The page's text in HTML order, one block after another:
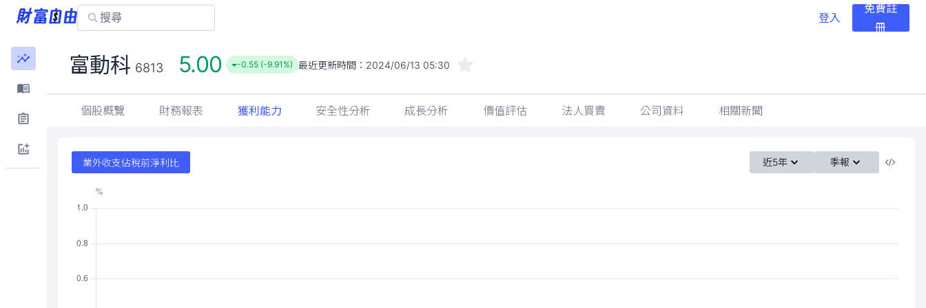
登入
免費註
冊
富動科 6813 5.00 -0.55 (-9.91%) 最近更新時間： 2024/06/13 05:30
個股概覽 財務報表 獲利能力 安全性分析 成長分析 價值評估 法人買賣 公司資料 相關新聞
業外收支佔稅前淨利比 近5年 季報